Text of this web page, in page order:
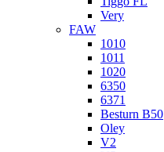
Very
FAW
1010
1011
1020
6350
6371
Besturn B50
Oley
V2